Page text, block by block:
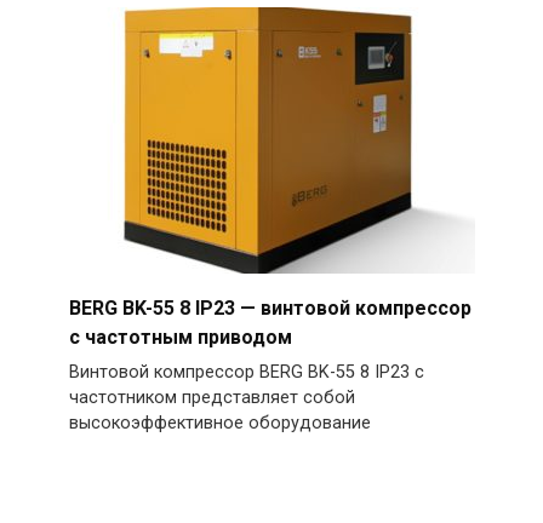
BERG BK-55 8 IP23 — винтовой компрессор
с частотным приводом
Винтовой компрессор BERG BK-55 8 IP23 с
частотником представляет собой
высокоэффективное оборудование